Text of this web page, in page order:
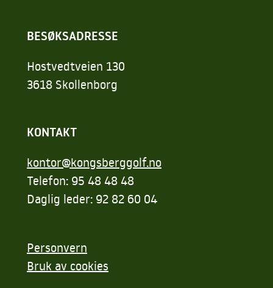
BESØKSADRESSE
Hostvedtveien 130
3618 Skollenborg
KONTAKT
kontor@kongsberggolf.no
Telefon: 95 48 48 48
Daglig leder: 92 82 60 04
Personvern
Bruk av cookies